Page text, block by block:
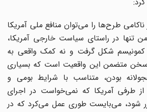
طرح‌‌ها را می‌‌توان منافع ملی آمریکا
تنها در راستای سیاست خارجی آمریکا،
کمونیسم شکل گرفت و نه کمک واقعی به
متضمن این واقعیت است که بسیاری
بودن، متناسب با شرایط بومی و
طرفی آمریکا که نمی‌‌خواست در اجرای
شود، می‌‌بایست طوری عمل می‌کرد که در